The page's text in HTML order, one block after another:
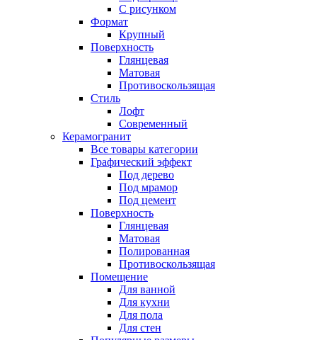
С рисунком
Формат
Крупный
Поверхность
Глянцевая
Матовая
Противоскользящая
Стиль
Лофт
Современный
Керамогранит
Все товары категории
Графический эффект
Под дерево
Под мрамор
Под цемент
Поверхность
Глянцевая
Матовая
Полированная
Противоскользящая
Помещение
Для ванной
Для кухни
Для пола
Для стен